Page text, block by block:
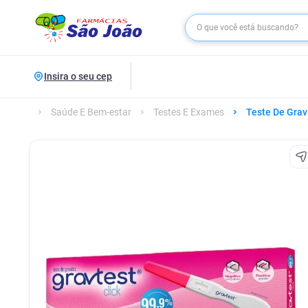
Insira o seu cep
Saúde E Bem-estar Testes E Exames Teste De